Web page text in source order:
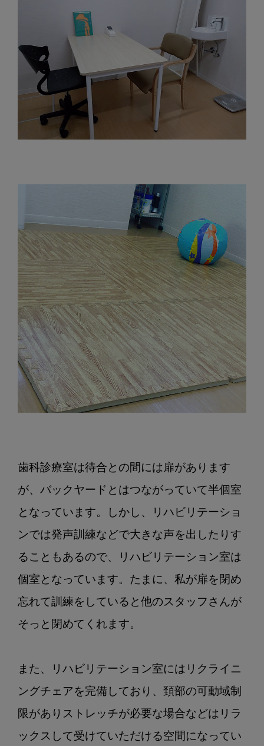
歯科診療室は待合との間には扉があります
が、バックヤードとはつながっていて半個室
となっています。しかし、リハビリテーショ
ンでは発声訓練などで大きな声を出したりす
ることもあるので、リハビリテーション室は
個室となっています。たまに、私が扉を閉め
忘れて訓練をしていると他のスタッフさんが
そっと閉めてくれます。
また、リハビリテーション室にはリクライニ
ングチェアを完備しており、頚部の可動域制
限がありストレッチが必要な場合などはリラ
ックスして受けていただける空間になってい